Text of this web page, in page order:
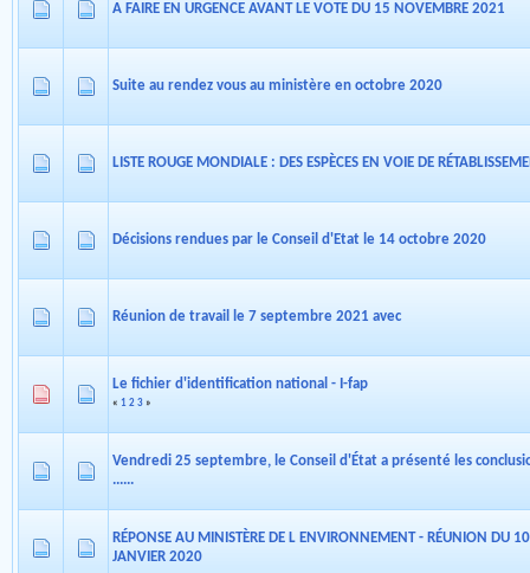
A FAIRE EN URGENCE AVANT LE VOTE DU 15 NOVEMBRE 2021
Suite au rendez vous au ministère en octobre 2020
LISTE ROUGE MONDIALE : DES ESPÈCES EN VOIE DE
Décisions rendues par le Conseil d'Etat le 14 octobre 2020
Réunion de travail le 7 septembre 2021 avec
Le fichier d'identification national - I-fap
« 1 2 3 »
Vendredi 25 septembre, le Conseil d'État a présenté les
......
RÉPONSE AU MINISTÈRE DE L ENVIRONNEMENT - RÉUNION DU 10
JANVIER 2020